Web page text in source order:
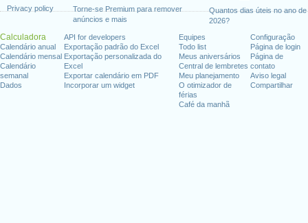
Privacy policy
Torne-se Premium para remover
anúncios e mais
Quantos dias úteis no ano de
2026?
Calculadora
Calendário anual
Calendário mensal
Calendário
semanal
Dados
API for developers
Exportação padrão do Excel
Exportação personalizada do
Excel
Exportar calendário em PDF
Incorporar um widget
Equipes
Todo list
Meus aniversários
Central de lembretes
Meu planejamento
O otimizador de
férias
Café da manhã
Configuração
Página de login
Página de
contato
Aviso legal
Compartilhar